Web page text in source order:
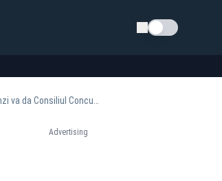
Schimba tema
Advertising